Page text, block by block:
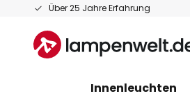
Über 25 Jahre Erfahrung
Zum
springen
Innenleuchten